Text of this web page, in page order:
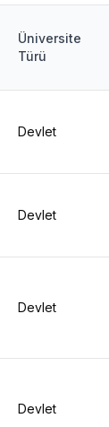
Üniversite
Türü
Devlet
Devlet
Devlet
Devlet